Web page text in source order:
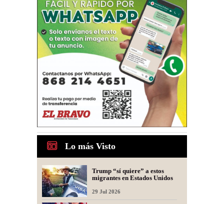
Lo más Visto
Trump “sí quiere” a estos
migrantes en Estados Unidos
29 Jul 2026